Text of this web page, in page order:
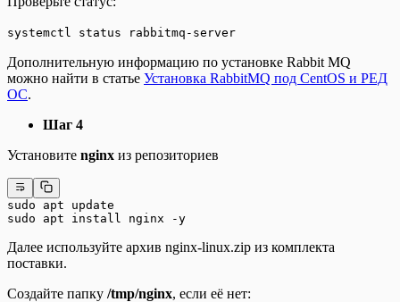
systemctl status rabbitmq-server
Дополнительную информацию по установке Rabbit MQ
можно найти в статье Установка RabbitMQ под CentOS и РЕД
ОС.
Шаг 4
Установите nginx из репозиториев
sudo apt update
sudo apt install nginx -y
Далее используйте архив nginx-linux.zip из комплекта
поставки.
Создайте папку /tmp/nginx, если её нет: